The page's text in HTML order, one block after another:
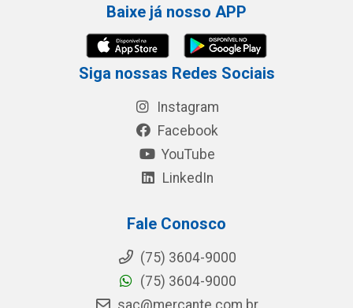
Baixe já nosso APP
Siga nossas Redes Sociais
Instagram
Facebook
YouTube
LinkedIn
Fale Conosco
(75) 3604-9000
(75) 3604-9000
sac@mercante.com.br